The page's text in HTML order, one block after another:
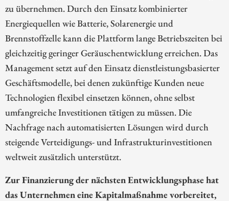
zu übernehmen. Durch den Einsatz kombinierter
Energiequellen wie Batterie, Solarenergie und
Brennstoffzelle kann die Plattform lange Betriebszeiten bei
gleichzeitig geringer Geräuschentwicklung erreichen. Das
Management setzt auf den Einsatz dienstleistungsbasierter
Geschäftsmodelle, bei denen zukünftige Kunden neue
Technologien flexibel einsetzen können, ohne selbst
umfangreiche Investitionen tätigen zu müssen. Die
Nachfrage nach automatisierten Lösungen wird durch
steigende Verteidigungs- und Infrastrukturinvestitionen
weltweit zusätzlich unterstützt.
Zur Finanzierung der nächsten Entwicklungsphase hat
das Unternehmen eine Kapitalmaßnahme vorbereitet,